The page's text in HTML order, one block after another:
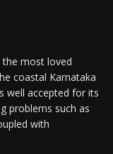
the most loved
coastal Karnataka
well accepted for its
problems such as
with